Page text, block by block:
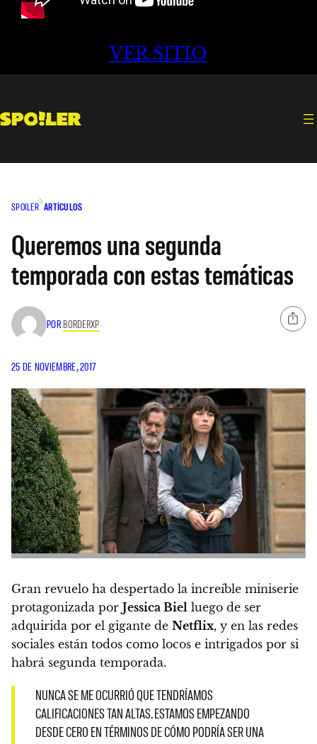
VER SITIO
SPOILER ARTÍCULOS
Queremos una segunda
temporada con estas temáticas
POR BORDERXP
25 DE NOVIEMBRE, 2017
Gran revuelo ha despertado la increíble miniserie
protagonizada por Jessica Biel luego de ser
adquirida por el gigante de Netflix, y en las redes
sociales están todos como locos e intrigados por si
habrá segunda temporada.
NUNCA SE ME OCURRIÓ QUE TENDRÍAMOS
CALIFICACIONES TAN ALTAS. ESTAMOS EMPEZANDO
DESDE CERO EN TÉRMINOS DE CÓMO PODRÍA SER UNA